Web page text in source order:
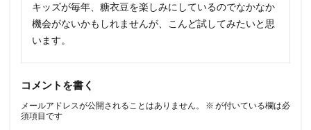
キッズが毎年、糖衣豆を楽しみにしているのでなかなか
機会がないかもしれませんが、こんど試してみたいと思
います。
コメントを書く
メールアドレスが公開されることはありません。 ※ が付いている欄は必
須項目です